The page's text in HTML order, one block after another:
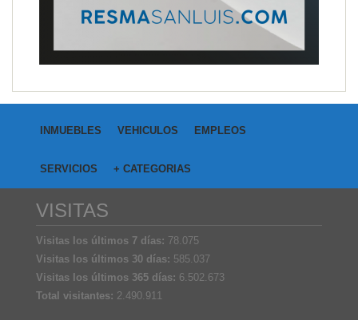
INMUEBLES VEHICULOS EMPLEOS
SERVICIOS + CATEGORIAS
VISITAS
Visitas los últimos 7 días: 78.075
Visitas los últimos 30 días: 585.037
Visitas los últimos 365 días: 6.502.673
Total visitantes: 2.490.911